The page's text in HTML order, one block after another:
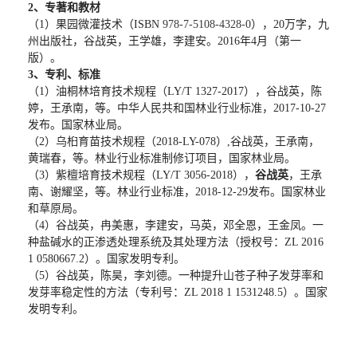
2、专著和教材
（1） 果园微灌技术 （ISBN 978-7-5108-4328-0）， 20万字 ， 九
州出版社， 谷战英， 王学雄， 李建安。 2016年4月（第一
版）。
3、专利、标准
（1）油桐林培育技术规程（LY/T 1327-2017），谷战英，陈
婷，王承南，等。中华人民共和国林业行业标准， 2017-10-27
发布。国家林业局。
（2）乌桕育苗技术规程（2018-LY-078） ,谷战英，王承南，
黄瑞春，等。林业行业标准制修订项目，国家林业局。
（3）紫檀培育技术规程（LY/T 3056-2018）， 谷战英，王承
南、谢耀坚，等。林业行业标准， 2018-12-29发布。国家林业
和草原局。
（4）谷战英，冉美惠，李建安，马英，邓全恩，王金凤。一
种盐碱水的正渗透处理系统及其处理方法（授权号： ZL 2016
1 0580667.2）。国家发明专利。
（5）谷战英，陈昊，李刘德。一种提升山苍子种子发芽率和
发芽率稳定性的方法（专利号： ZL 2018 1 1531248.5）。国家
发明专利。